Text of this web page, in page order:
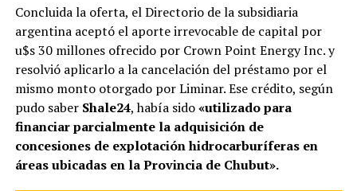
Concluida la oferta, el Directorio de la subsidiaria
argentina aceptó el aporte irrevocable de capital por
u$s 30 millones ofrecido por Crown Point Energy Inc. y
resolvió aplicarlo a la cancelación del préstamo por el
mismo monto otorgado por Liminar. Ese crédito, según
pudo saber Shale24, había sido«utilizado para
financiar parcialmente la adquisición de
concesiones de explotación hidrocarburíferas en
áreas ubicadas en la Provincia de Chubut».